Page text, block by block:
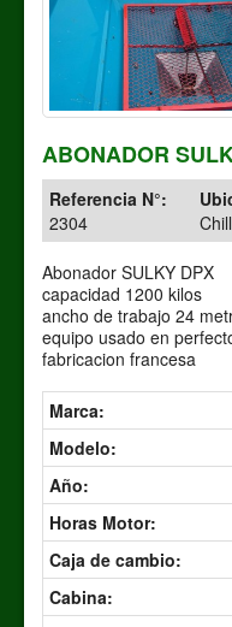
ABONADOR
Referencia N°:
2304
Abonador SULKY DPX
capacidad 1200 kilos
ancho de trabajo 24
equipo usado en
fabricacion francesa
Marca:
Modelo:
Año:
Horas Motor:
Caja de cambio:
Cabina: